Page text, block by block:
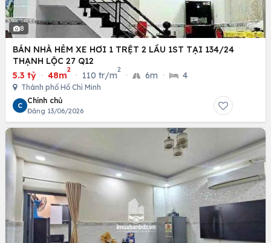
8
BÁN NHÀ HẺM XE HƠI 1 TRỆT 2 LẦU 1ST TẠI 134/24
THẠNH LỘC 27 Q12
5.3 tỷ · 48m
2
· 110 tr/m
2
· 6m · 4
Thành phố Hồ Chí Minh
C
Chính chủ
Đăng 13/06/2026